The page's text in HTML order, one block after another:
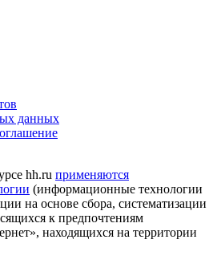
данных
hh.ru применяются
(информационные технологии
на основе сбора, систематизации
к предпочтениям
находящихся на территории